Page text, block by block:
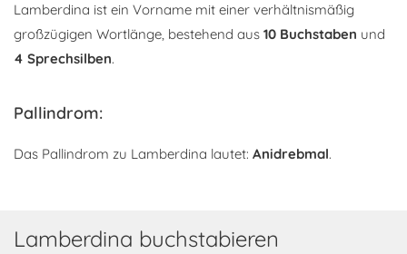
Lamberdina ist ein Vorname mit einer verhältnismäßig
großzügigen Wortlänge, bestehend aus 10 Buchstaben und
4 Sprechsilben.
Pallindrom:
Das Pallindrom zu Lamberdina lautet: Anidrebmal.
Lamberdina buchstabieren